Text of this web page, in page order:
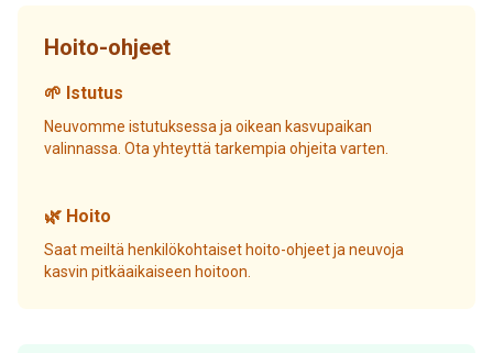
Hoito-ohjeet
🌱 Istutus
Neuvomme istutuksessa ja oikean kasvupaikan
valinnassa. Ota yhteyttä tarkempia ohjeita varten.
🌿 Hoito
Saat meiltä henkilökohtaiset hoito-ohjeet ja neuvoja
kasvin pitkäaikaiseen hoitoon.